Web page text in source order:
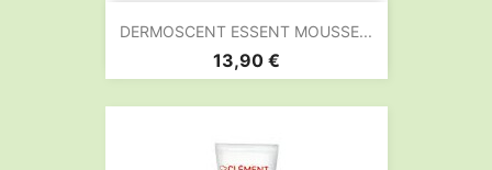
DERMOSCENT ESSENT MOUSSE...
Prix
13,90 €